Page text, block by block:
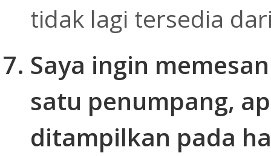
tidak lagi tersedia
Saya ingin
satu penumpang,
ditampilkan pada